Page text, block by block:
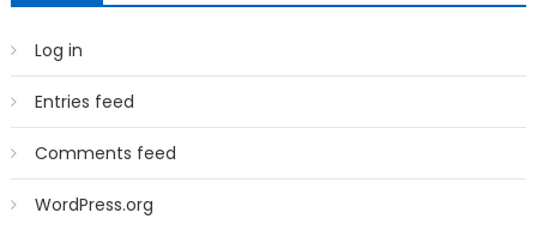
Log in
Entries feed
Comments feed
WordPress.org